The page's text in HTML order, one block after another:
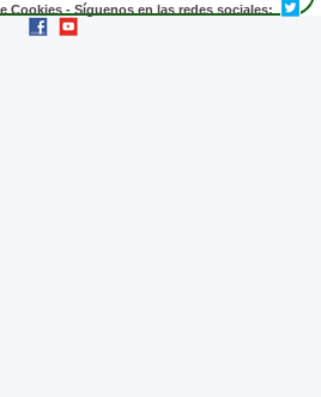
Cookies- Síguenos en las redes sociales: